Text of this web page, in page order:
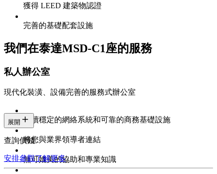
獲得 LEED 建築物認證
完善的基礎配套設施
我們在泰達MSD-C1座的服務
私人辦公室
現代化裝潢、設備完善的服務式辦公室
持續穩定的網絡系統和可靠的商務基礎設施
將您與業界領導者連結
無可媲美的協助和專業知識
展開
查詢價錢
安排參觀了解更多